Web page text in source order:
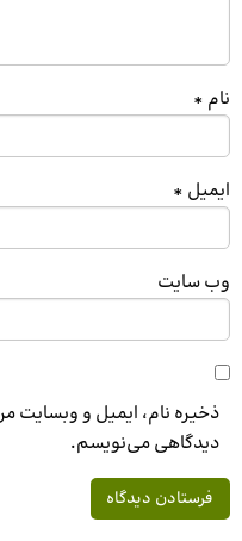
نام *
ایمیل *
وب‌ سایت
ذخیره نام، ایمیل و وبسایت
دیدگاهی می‌نویسم.